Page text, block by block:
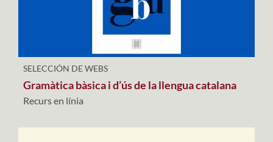
SELECCIÓN DE WEBS
Gramàtica bàsica i d’ús de la llengua catalana
Recurs en línia